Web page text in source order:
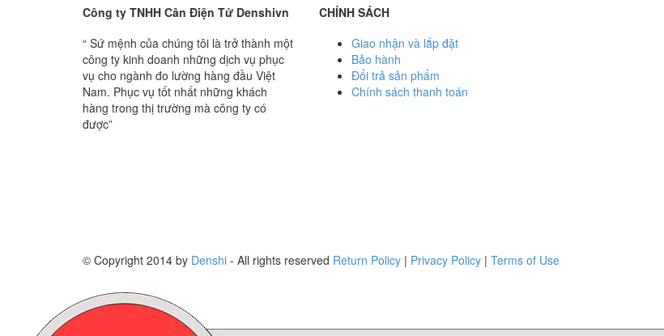
Công ty TNHH Cân Điện Tử Denshivn
“ Sứ mệnh của chúng tôi là trở thành một
công ty kinh doanh những dịch vụ phục
vụ cho ngành đo lường hàng đầu Việt
Nam. Phục vụ tốt nhất những khách
hàng trong thị trường mà công ty có
được”
CHÍNH SÁCH
Giao nhận và lắp đặt
Bảo hành
Đổi trả sản phẩm
Chính sách thanh toán
© Copyright 2014 by Denshi - All rights reserved Return Policy | Privacy Policy | Terms of Use